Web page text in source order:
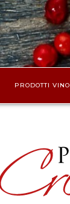
PRODOTTI VINO